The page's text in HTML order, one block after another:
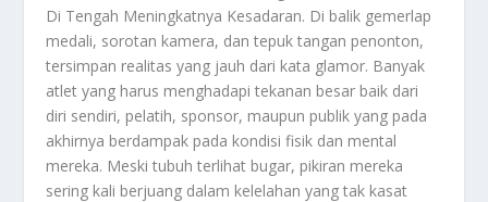
Di Tengah Meningkatnya Kesadaran. Di balik gemerlap
medali, sorotan kamera, dan tepuk tangan penonton,
tersimpan realitas yang jauh dari kata glamor. Banyak
atlet yang harus menghadapi tekanan besar baik dari
diri sendiri, pelatih, sponsor, maupun publik yang pada
akhirnya berdampak pada kondisi fisik dan mental
mereka. Meski tubuh terlihat bugar, pikiran mereka
sering kali berjuang dalam kelelahan yang tak kasat